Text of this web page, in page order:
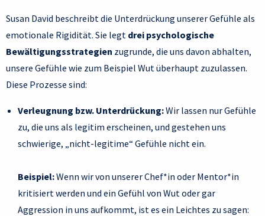
Susan David beschreibt die Unterdrückung unserer Gefühle als
emotionale Rigidität. Sie legt drei psychologische
Bewältigungsstrategien zugrunde, die uns davon abhalten,
unsere Gefühle wie zum Beispiel Wut überhaupt zuzulassen.
Diese Prozesse sind:
Verleugnung bzw. Unterdrückung:Wir lassen nur Gefühle
zu, die uns als legitim erscheinen, und gestehen uns
schwierige, „nicht-legitime“ Gefühle nicht ein.
Beispiel:Wenn wir von unserer Chef*in oder Mentor*in
kritisiert werden und ein Gefühl von Wut oder gar
Aggression in uns aufkommt, ist es ein Leichtes zu sagen: